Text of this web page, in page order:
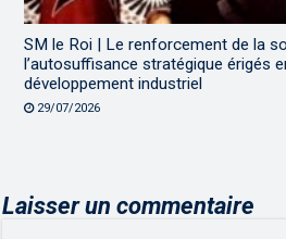
SM le Roi | Le renforcement de la
l’autosuffisance stratégique érigés
développement industriel
29/07/2026
Laisser un commentaire